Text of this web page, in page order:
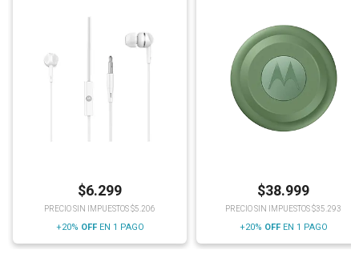
$6.299
PRECIO SIN IMPUESTOS $5.206
+20% OFFEN 1 PAGO
$38.999
PRECIO SIN IMPUESTOS $35.293
+20% OFFEN 1 PAGO